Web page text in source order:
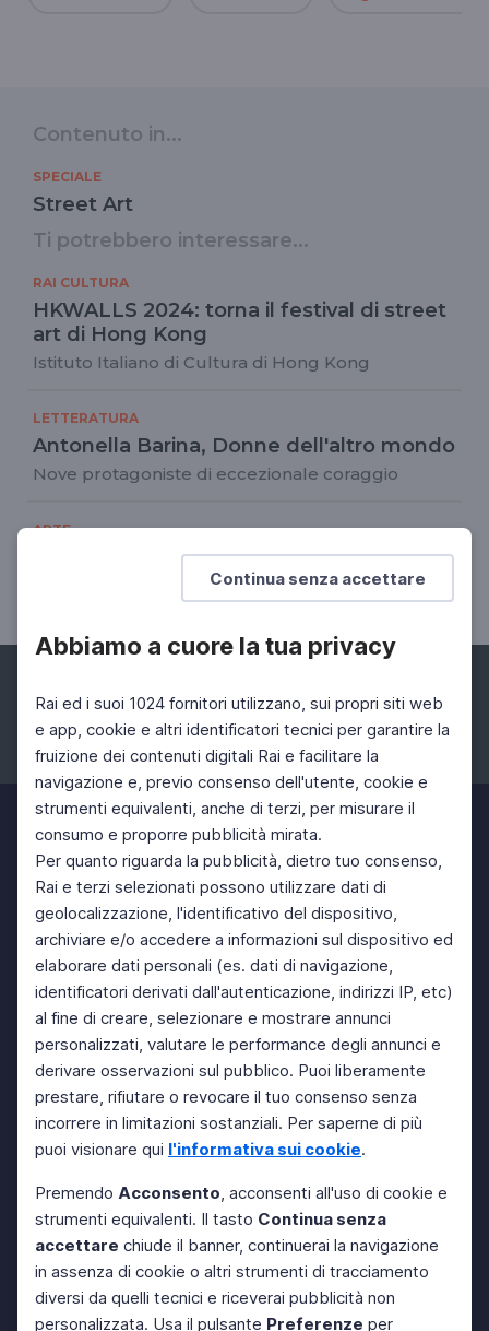
Continua senza accettare
Abbiamo a cuore la tua privacy
Rai ed i suoi 1024 fornitori utilizzano, sui propri siti web
e app, cookie e altri identificatori tecnici per garantire la
fruizione dei contenuti digitali Rai e facilitare la
navigazione e, previo consenso dell'utente, cookie e
strumenti equivalenti, anche di terzi, per misurare il
consumo e proporre pubblicità mirata.
Per quanto riguarda la pubblicità, dietro tuo consenso,
Rai e terzi selezionati possono utilizzare dati di
geolocalizzazione, l'identificativo del dispositivo,
archiviare e/o accedere a informazioni sul dispositivo ed
elaborare dati personali (es. dati di navigazione,
identificatori derivati dall'autenticazione, indirizzi IP, etc)
al fine di creare, selezionare e mostrare annunci
personalizzati, valutare le performance degli annunci e
derivare osservazioni sul pubblico. Puoi liberamente
prestare, rifiutare o revocare il tuo consenso senza
incorrere in limitazioni sostanziali. Per saperne di più
puoi visionare qui l'informativa sui cookie.
Premendo Acconsento, acconsenti all'uso di cookie e
strumenti equivalenti. Il tasto Continua senza
accettare chiude il banner, continuerai la navigazione
in assenza di cookie o altri strumenti di tracciamento
diversi da quelli tecnici e riceverai pubblicità non
personalizzata. Usa il pulsante Preferenze per
Contenuto in...
SPECIALE
Street Art
Ti potrebbero interessare...
RAI CULTURA
HKWALLS 2024: torna il festival di street
art di Hong Kong
Istituto Italiano di Cultura di Hong Kong
LETTERATURA
Antonella Barina, Donne dell'altro mondo
Nove protagoniste di eccezionale coraggio
ARTE
Alice Pasquini Figlia del mondo
22 Giu 2020 > 30 Set 2020
Facebook Instagram Twitter